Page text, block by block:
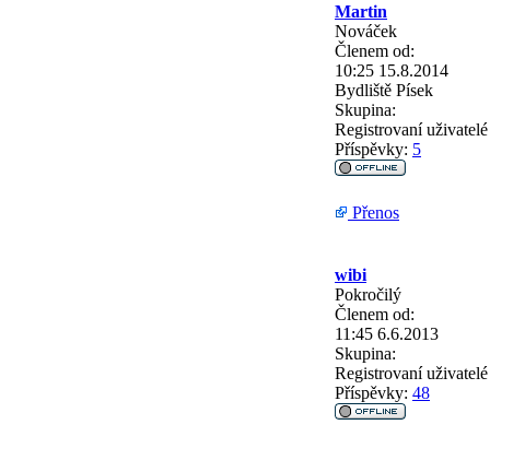
Martin
Nováček
Členem od:
10:25 15.8.2014
Bydliště Písek
Skupina:
Registrovaní uživatelé
Příspěvky: 5
Přenos
wibi
Pokročilý
Členem od:
11:45 6.6.2013
Skupina:
Registrovaní uživatelé
Příspěvky: 48